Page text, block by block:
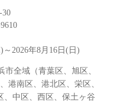
2026年8月16日(日)
全域（青葉区、旭区、
港南区、港北区、栄区、
、中区、西区、保土ヶ谷